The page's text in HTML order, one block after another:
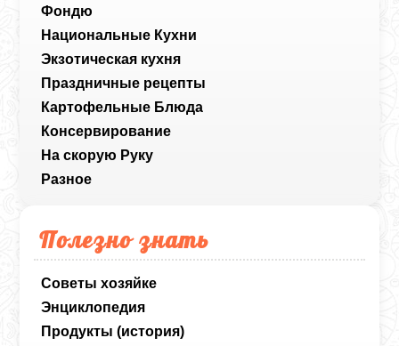
Фондю
Национальные Кухни
Экзотическая кухня
Праздничные рецепты
Картофельные Блюда
Консервирование
На скорую Руку
Разное
Полезно знать
Советы хозяйке
Энциклопедия
Продукты (история)